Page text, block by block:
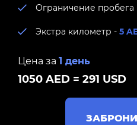
Ограничение
Экстра километр - 5
Цена за 1 день
1050 AED = 291 USD